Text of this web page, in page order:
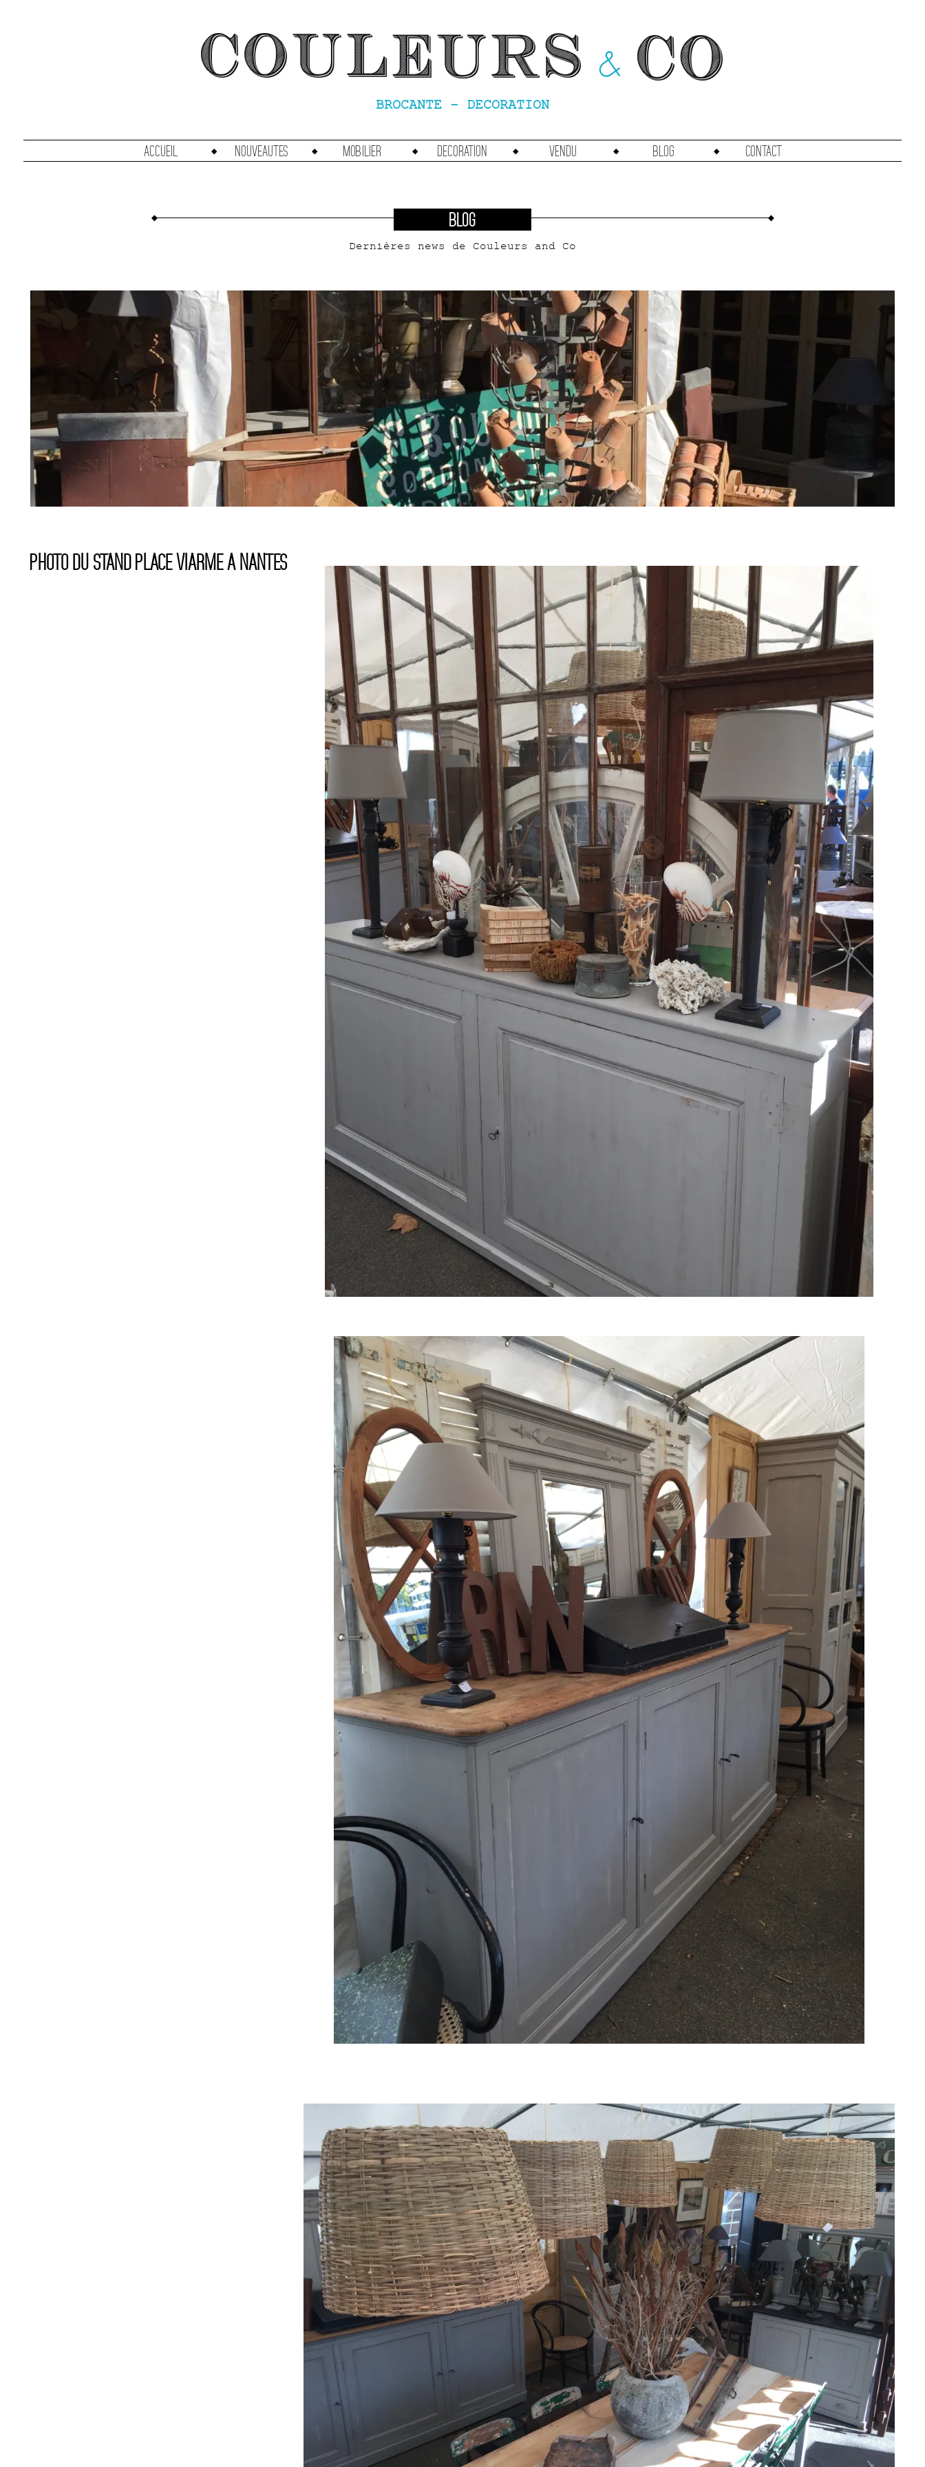
BROCANTE - DECORATION
accueil Nouveautes Mobilier Decoration vendu Blog Contact
BLOG
Dernières news de Couleurs and Co
Photo du stand place viarme a nantes